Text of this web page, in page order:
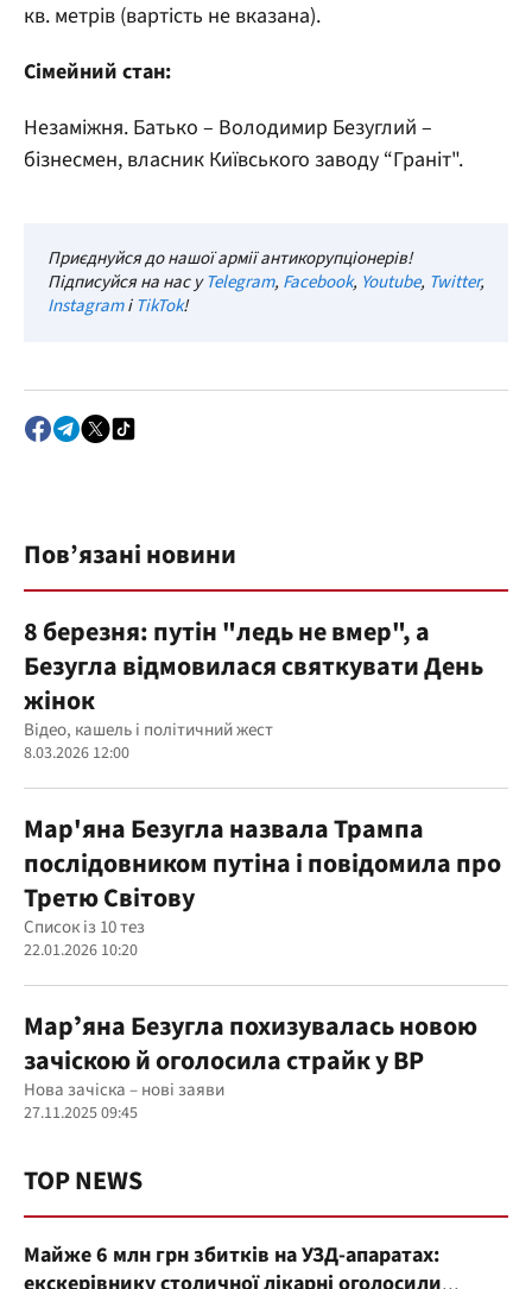
кв. метрів (вартість не вказана).
Сімейний стан:
Незаміжня. Батько – Володимир Безуглий –
бізнесмен, власник Київського заводу “Граніт".
Приєднуйся до нашої армії антикорупціонерів!
Підписуйся на нас уTelegram, Facebook, Youtube, Twitter,
InstagramіTikTok!
Пов’язані новини
8 березня: путін "ледь не вмер", а
Безугла відмовилася святкувати День
жінок
Відео, кашель і політичний жест
8.03.2026 12:00
Мар'яна Безугла назвала Трампа
послідовником путіна і повідомила про
Третю Світову
Список із 10 тез
22.01.2026 10:20
Марʼяна Безугла похизувалась новою
зачіскою й оголосила страйк у ВР
Нова зачіска – нові заяви
27.11.2025 09:45
TOP NEWS
Майже 6 млн грн збитків на УЗД-апаратах: